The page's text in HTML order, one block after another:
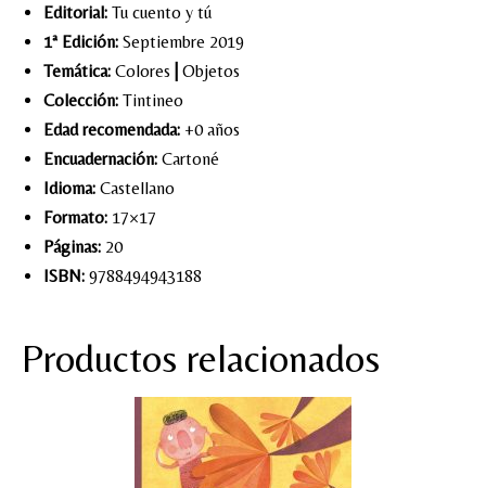
Editorial: Tu cuento y tú
1ª Edición: Septiembre 2019
Temática: Colores
Objetos
Colección: Tintineo
Edad recomendada: +0 años
Encuadernación: Cartoné
Idioma: Castellano
Formato: 17×17
Páginas: 20
ISBN: 9788494943188
Productos relacionados